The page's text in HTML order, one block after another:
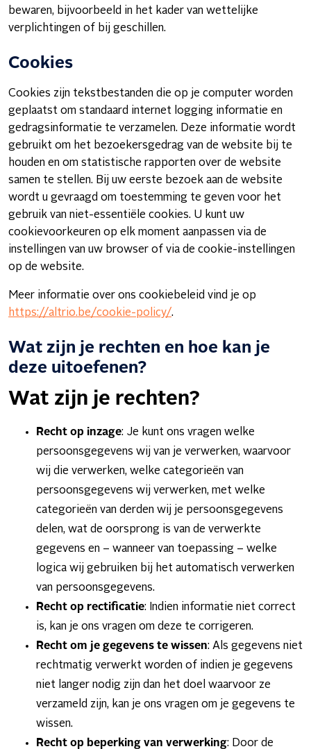
bewaren, bijvoorbeeld in het kader van wettelijke
verplichtingen of bij geschillen.
Cookies
Cookies zijn tekstbestanden die op je computer worden
geplaatst om standaard internet logging informatie en
gedragsinformatie te verzamelen. Deze informatie wordt
gebruikt om het bezoekersgedrag van de website bij te
houden en om statistische rapporten over de website
samen te stellen. Bij uw eerste bezoek aan de website
wordt u gevraagd om toestemming te geven voor het
gebruik van niet-essentiële cookies. U kunt uw
cookievoorkeuren op elk moment aanpassen via de
instellingen van uw browser of via de cookie-instellingen
op de website.
Meer informatie over ons cookiebeleid vind je op
https://altrio.be/cookie-policy/.
Wat zijn je rechten en hoe kan je
deze uitoefenen?
Wat zijn je rechten?
Recht op inzage: Je kunt ons vragen welke
persoonsgegevens wij van je verwerken, waarvoor
wij die verwerken, welke categorieën van
persoonsgegevens wij verwerken, met welke
categorieën van derden wij je persoonsgegevens
delen, wat de oorsprong is van de verwerkte
gegevens en – wanneer van toepassing – welke
logica wij gebruiken bij het automatisch verwerken
van persoonsgegevens.
Recht op rectificatie: Indien informatie niet correct
is, kan je ons vragen om deze te corrigeren.
Recht om je gegevens te wissen: Als gegevens niet
rechtmatig verwerkt worden of indien je gegevens
niet langer nodig zijn dan het doel waarvoor ze
verzameld zijn, kan je ons vragen om je gegevens te
wissen.
Recht op beperking van verwerking: Door de